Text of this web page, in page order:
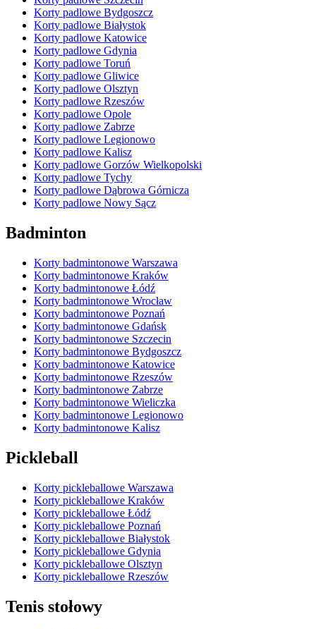
Korty padlowe Bydgoszcz
Korty padlowe Białystok
Korty padlowe Katowice
Korty padlowe Gdynia
Korty padlowe Toruń
Korty padlowe Gliwice
Korty padlowe Olsztyn
Korty padlowe Rzeszów
Korty padlowe Opole
Korty padlowe Zabrze
Korty padlowe Legionowo
Korty padlowe Kalisz
Korty padlowe Gorzów Wielkopolski
Korty padlowe Tychy
Korty padlowe Dąbrowa Górnicza
Korty padlowe Nowy Sącz
Badminton
Korty badmintonowe Warszawa
Korty badmintonowe Kraków
Korty badmintonowe Łódź
Korty badmintonowe Wrocław
Korty badmintonowe Poznań
Korty badmintonowe Gdańsk
Korty badmintonowe Szczecin
Korty badmintonowe Bydgoszcz
Korty badmintonowe Katowice
Korty badmintonowe Rzeszów
Korty badmintonowe Zabrze
Korty badmintonowe Wieliczka
Korty badmintonowe Legionowo
Korty badmintonowe Kalisz
Pickleball
Korty pickleballowe Warszawa
Korty pickleballowe Kraków
Korty pickleballowe Łódź
Korty pickleballowe Poznań
Korty pickleballowe Białystok
Korty pickleballowe Gdynia
Korty pickleballowe Olsztyn
Korty pickleballowe Rzeszów
Tenis stołowy